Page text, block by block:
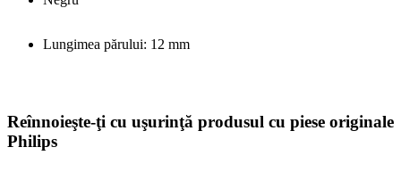
Lungimea părului: 12 mm
Reînnoieşte-ţi cu uşurinţă produsul cu piese originale
Philips